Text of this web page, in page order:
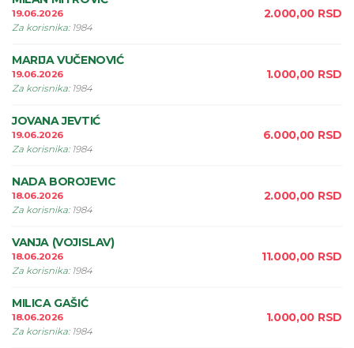
19.06.2026
Za korisnika: 1984
2.000,00 RSD
MARIJA VUČENOVIĆ
19.06.2026
Za korisnika: 1984
1.000,00 RSD
JOVANA JEVTIĆ
19.06.2026
Za korisnika: 1984
6.000,00 RSD
NADA BOROJEVIC
18.06.2026
Za korisnika: 1984
2.000,00 RSD
VANJA (VOJISLAV)
18.06.2026
Za korisnika: 1984
11.000,00 RSD
MILICA GAŠIĆ
18.06.2026
Za korisnika: 1984
1.000,00 RSD